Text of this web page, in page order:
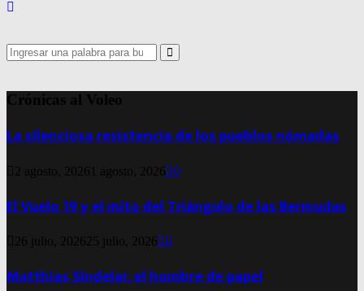
Search
for:
Search
Crónicas al Voleo
La silenciosa resistencia de los pueblos nómadas
2 agosto, 2026 1 agosto, 2026 0
El Vuelo 19 y el mito del Triángulo de las Bermudas
26 julio, 2026 25 julio, 2026 0
Matthias Sindelar, el hombre de papel